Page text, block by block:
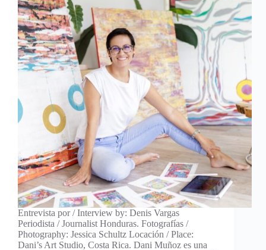
Entrevista por / Interview by: Denis Vargas
Periodista / Journalist Honduras. Fotografías /
Photography: Jessica Schultz Locación / Place:
Dani’s Art Studio, Costa Rica. Dani Muñoz es una